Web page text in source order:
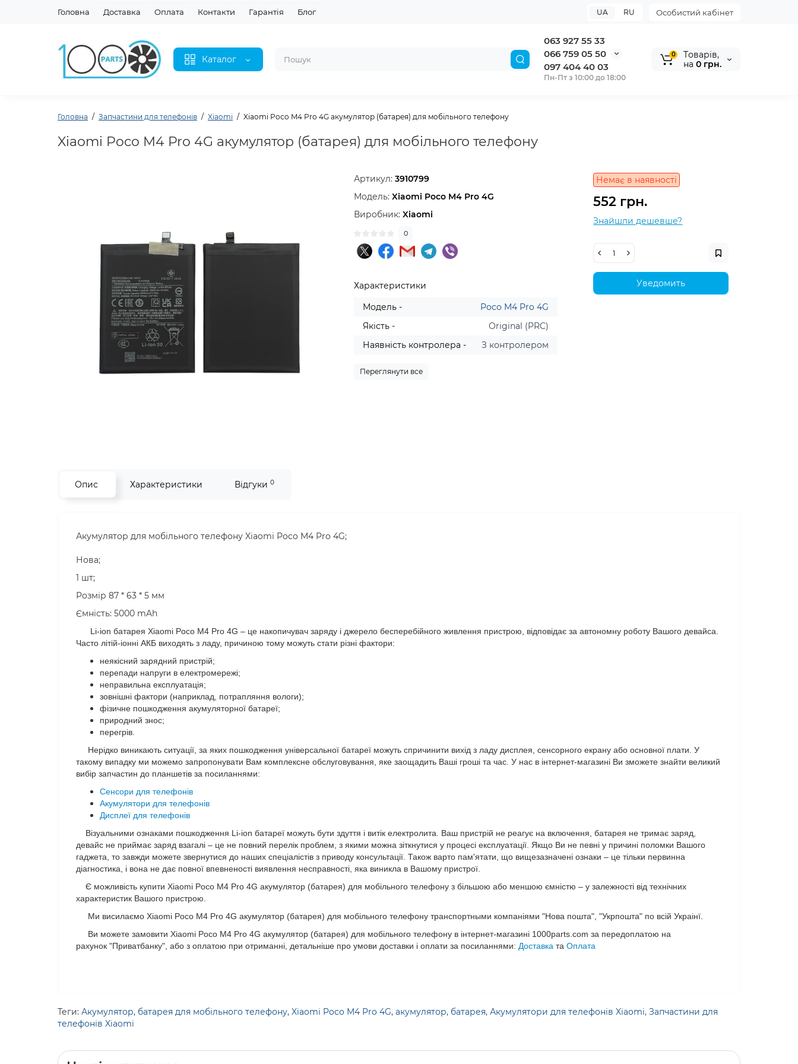
Головна Доставка Оплата Контакти Гарантія Блог Особистий кабінет
UA RU
Каталог
063 927 55 33
066 759 05 50
097 404 40 03
Пн-Пт з 10:00 до 18:00
0
Tоварів,
на 0 грн.
Головна Запчастини для телефонів Xiaomi Xiaomi Poco M4 Pro 4G акумулятор (батарея) для мобільного телефону
Xiaomi Poco M4 Pro 4G акумулятор (батарея) для мобільного телефону
Артикул:3910799
Модель:Xiaomi Poco M4 Pro 4G
Виробник:Xiaomi
0
Характеристики
Модель -
Poco M4 Pro 4G
Якість -
Original (PRC)
Наявність контролера -
З контролером
Переглянути все
Немає в наявності
552 грн.
Знайшли дешевше?
Уведомить
Опис Характеристики Відгуки 0
Акумулятор для мобільного телефону Xiaomi Poco M4 Pro 4G;
Нова;
1 шт;
Розмір 87 * 63 * 5 мм
Ємність: 5000 mAh
Li-ion батарея Xiaomi Poco M4 Pro 4G – це накопичувач заряду і джерело бесперебійного живлення пристрою, відповідає за автономну роботу Вашого девайса.
Часто літій-іонні АКБ виходять з ладу, причиною тому можуть стати різні фактори:
неякісний зарядний пристрій;
перепади напруги в електромережі;
неправильна експлуатація;
зовнішні фактори (наприклад, потрапляння вологи);
фізичне пошкодження акумуляторної батареї;
природний знос;
перегрів.
Нерідко виникають ситуації, за яких пошкодження універсальної батареї можуть спричинити вихід з ладу дисплея, сенсорного екрану або основної плати. У
такому випадку ми можемо запропонувати Вам комплексне обслуговування, яке заощадить Ваші гроші та час. У нас в інтернет-магазині Ви зможете знайти великий
вибір запчастин до планшетів за посиланнями:
Сенсори для телефонів
Акумулятори для телефонів
Дисплеї для телефонів
Візуальними ознаками пошкодження Li-ion батареї можуть бути здуття і витік електролита. Ваш пристрій не реагує на включення, батарея не тримає заряд,
девайс не приймає заряд взагалі – це не повний перелік проблем, з якими можна зіткнутися у процесі експлуатації. Якщо Ви не певні у причині поломки Вашого
гаджета, то завжди можете звернутися до наших спеціалістів з приводу консультації. Також варто пам'ятати, що вищезазначені ознаки – це тільки первинна
діагностика, і вона не дає повної впевненості виявлення несправності, яка виникла в Вашому пристрої.
Є можливість купити Xiaomi Poco M4 Pro 4G акумулятор (батарея) для мобільного телефону з більшою або меншою ємністю – у залежності від технічних
характеристик Вашого пристрою.
Ми висилаємо Xiaomi Poco M4 Pro 4G акумулятор (батарея) для мобільного телефону транспортными компаніями "Нова пошта", "Укрпошта" по всій Украінї.
Ви можете замовити Xiaomi Poco M4 Pro 4G акумулятор (батарея) для мобільного телефону в інтернет-магазині 1000parts.com за передоплатою на
рахунок "Приватбанку", або з оплатою при отриманні, детальніше про умови доставки і оплати за посиланнями: Доставка та Оплата
Теги: Акумулятор, батарея для мобільного телефону, Xiaomi Poco M4 Pro 4G, акумулятор, батарея, Акумулятори для телефонів Xiaomi, Запчастини для
телефонів Xiaomi